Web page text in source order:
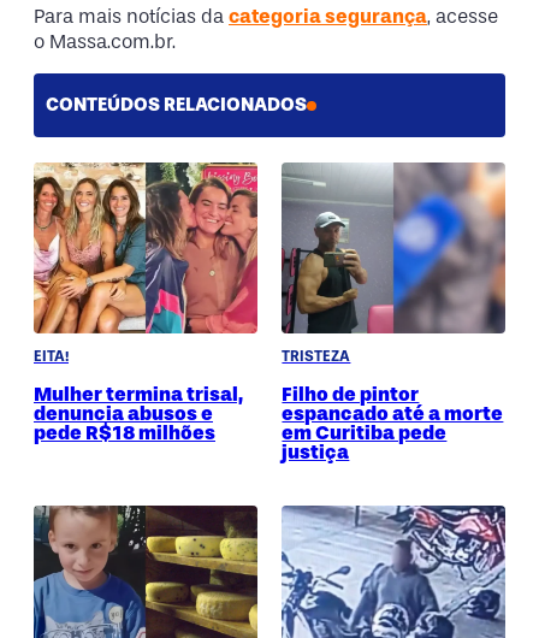
Para mais notícias da categoria segurança, acesse
o Massa.com.br.
CONTEÚDOS RELACIONADOS
EITA!
Mulher termina trisal,
denuncia abusos e
pede R$18 milhões
TRISTEZA
Filho de pintor
espancado até a morte
em Curitiba pede
justiça